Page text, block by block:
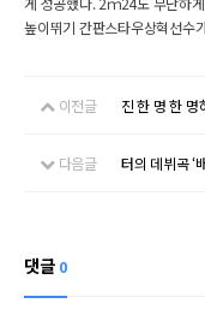
높이뛰기 간판스타우상혁선수
이전글 진 한 명 한 명
다음글 터의 데뷔곡 ‘
댓글 0